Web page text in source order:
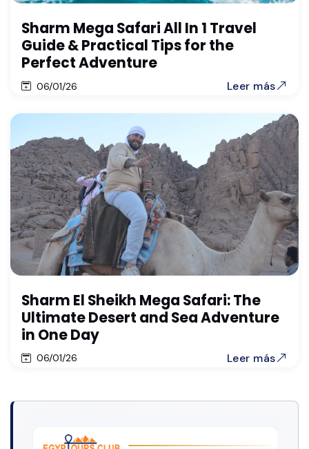
Sharm Mega Safari All In 1 Travel
Guide & Practical Tips for the
Perfect Adventure
06/01/26 Leer más
Sharm El Sheikh Mega Safari: The
Ultimate Desert and Sea Adventure
in One Day
06/01/26 Leer más